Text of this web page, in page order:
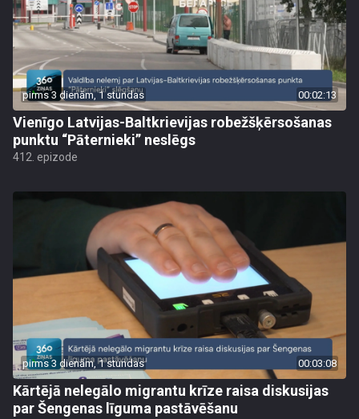
pirms 3 dienām, 1 stundas 00:02:13
Vienīgo Latvijas-Baltkrievijas robežšķērsošanas
punktu “Pāternieki” neslēgs
412. epizode
pirms 3 dienām, 1 stundas 00:03:08
Kārtējā nelegālo migrantu krīze raisa diskusijas
par Šengenas līguma pastāvēšanu